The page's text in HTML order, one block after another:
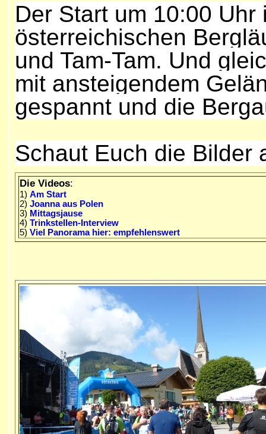
Der Start um 10:00
österreichischen
und Tam-Tam. Und
mit ansteigendem
gespannt und die
Schaut Euch die Bilder
Die Videos:
1) Am Start
2) Joanna aus Polen
3) Mittagsjause
4) Trinkstellen-Interview
5) Viel Panoramahier: empfehlenswert